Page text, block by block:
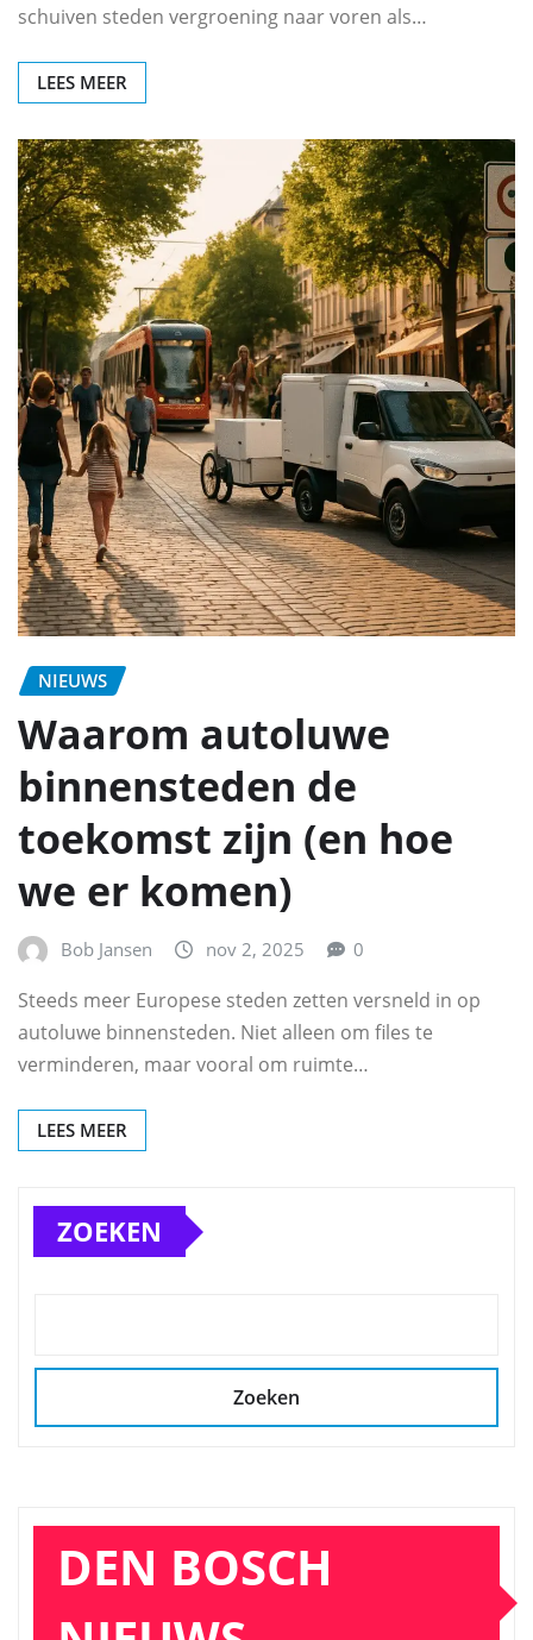
schuiven steden vergroening naar voren als…
LEES MEER
NIEUWS
Waarom autoluwe
binnensteden de
toekomst zijn (en hoe
we er komen)
Bob Jansen nov 2, 2025 0
Steeds meer Europese steden zetten versneld in op
autoluwe binnensteden. Niet alleen om files te
verminderen, maar vooral om ruimte…
LEES MEER
ZOEKEN
Zoeken
DEN BOSCH